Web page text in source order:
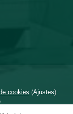
cookies (Ajustes)